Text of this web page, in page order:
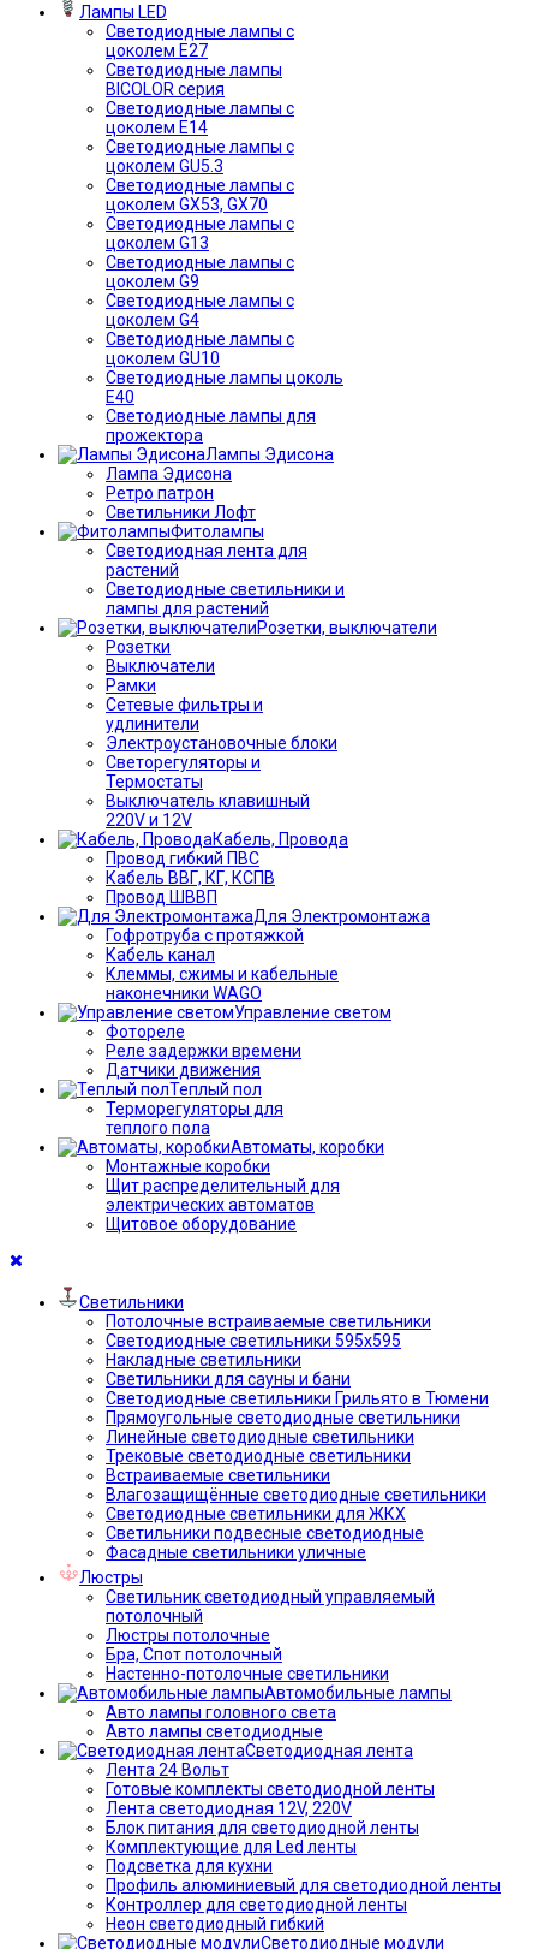
Лампы LED
Светодиодные лампы с
цоколем E27
Светодиодные лампы
BICOLOR серия
Светодиодные лампы с
цоколем E14
Светодиодные лампы с
цоколем GU5.3
Светодиодные лампы с
цоколем GX53, GX70
Светодиодные лампы с
цоколем G13
Светодиодные лампы с
цоколем G9
Светодиодные лампы с
цоколем G4
Светодиодные лампы с
цоколем GU10
Светодиодные лампы цоколь
Е40
Светодиодные лампы для
прожектора
Лампы Эдисона
Лампа Эдисона
Ретро патрон
Светильники Лофт
Фитолампы
Светодиодная лента для
растений
Светодиодные светильники и
лампы для растений
Розетки, выключатели
Розетки
Выключатели
Рамки
Сетевые фильтры и
удлинители
Электроустановочные блоки
Светорегуляторы и
Термостаты
Выключатель клавишный
220V и 12V
Кабель, Провода
Провод гибкий ПВС
Кабель ВВГ, КГ, КСПВ
Провод ШВВП
Для Электромонтажа
Гофротруба с протяжкой
Кабель канал
Клеммы, сжимы и кабельные
наконечники WAGO
Управление светом
Фотореле
Реле задержки времени
Датчики движения
Теплый пол
Терморегуляторы для
теплого пола
Автоматы, коробки
Монтажные коробки
Щит распределительный для
электрических автоматов
Щитовое оборудование
Светильники
Потолочные встраиваемые светильники
Светодиодные светильники 595х595
Накладные светильники
Светильники для сауны и бани
Светодиодные светильники Грильято в Тюмени
Прямоугольные светодиодные светильники
Линейные светодиодные светильники
Трековые светодиодные светильники
Встраиваемые светильники
Влагозащищённые светодиодные светильники
Светодиодные светильники для ЖКХ
Светильники подвесные светодиодные
Фасадные светильники уличные
Люстры
Светильник светодиодный управляемый
потолочный
Люстры потолочные
Бра, Спот потолочный
Настенно-потолочные светильники
Автомобильные лампы
Авто лампы головного света
Авто лампы светодиодные
Светодиодная лента
Лента 24 Вольт
Готовые комплекты светодиодной ленты
Лента светодиодная 12V, 220V
Блок питания для светодиодной ленты
Комплектующие для Led ленты
Подсветка для кухни
Профиль алюминиевый для светодиодной ленты
Контроллер для светодиодной ленты
Неон светодиодный гибкий
Светодиодные модули